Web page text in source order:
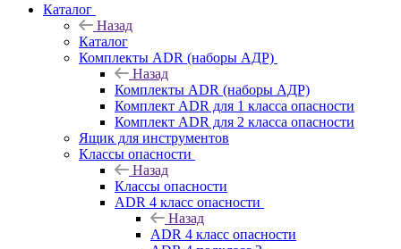
Каталог
Назад
Каталог
Комплекты ADR (наборы АДР)
Назад
Комплекты ADR (наборы АДР)
Комплект ADR для 1 класса опасности
Комплект ADR для 2 класса опасности
Ящик для инструментов
Классы опасности
Назад
Классы опасности
ADR 4 класс опасности
Назад
ADR 4 класс опасности